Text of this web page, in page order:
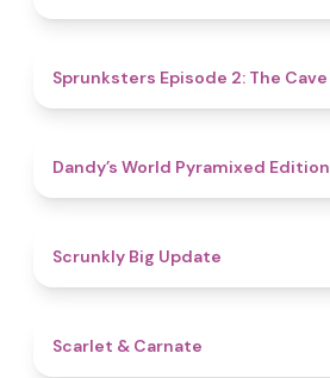
Sprunksters Episode 2: The Cave
Dandy’s World Pyramixed Edition
Scrunkly Big Update
Scarlet & Carnate